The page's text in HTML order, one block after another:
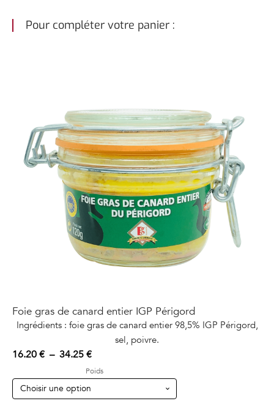
Pour compléter votre panier :
Foie gras de canard entier IGP Périgord
Ingrédients : foie gras de canard entier 98,5% IGP Périgord,
sel, poivre.
16.20€ – 34.25€Plage
de
Poids